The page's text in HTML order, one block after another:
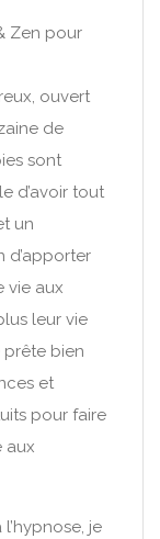
Zen pour
ouvert
de
sont
d’avoir tout
un
d’apporter
vie aux
leur vie
prête bien
et
pour faire
aux
je